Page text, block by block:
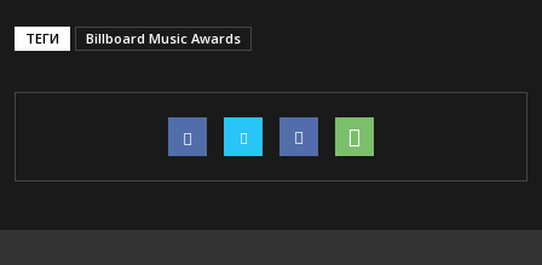
ТЕГИ Billboard Music Awards